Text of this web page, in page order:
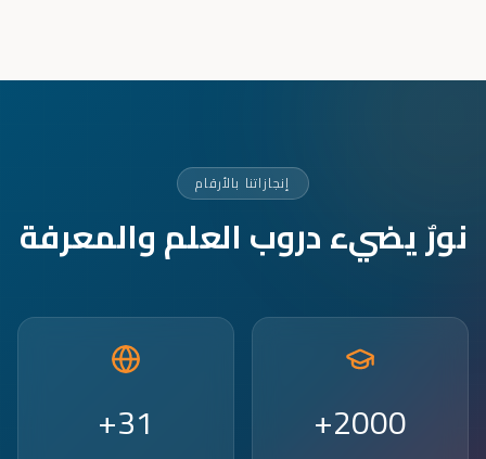
إنجازاتنا بالأرقام
نورٌ يضيء دروب العلم والمعرفة
2000+
31+